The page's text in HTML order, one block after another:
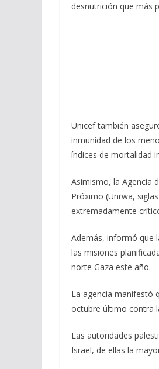
desnutrición que más
Unicef también
inmunidad de los
índices de mortalidad
Asimismo, la Agencia
Próximo (Unrwa,
extremadamente
Además, informó que
las misiones
norte Gaza este año.
La agencia manifestó
octubre último contra
Las autoridades
Israel, de ellas la